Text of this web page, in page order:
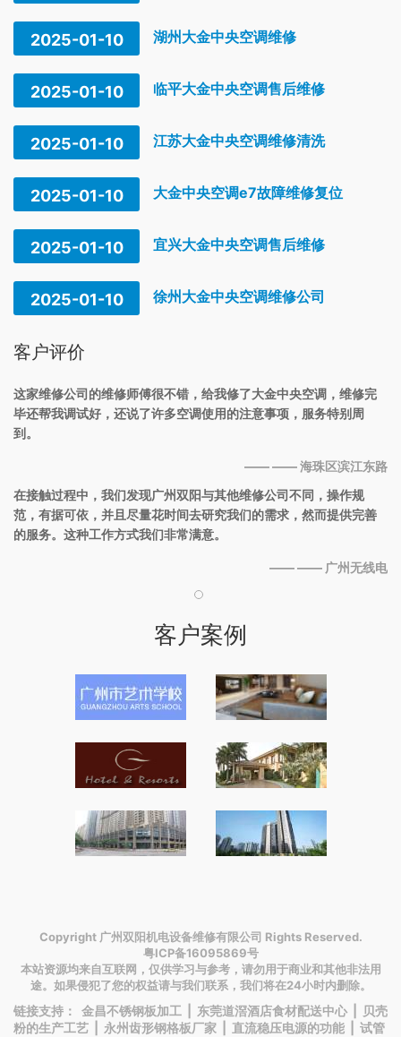
2025-01-10 湖州大金中央空调维修
2025-01-10 临平大金中央空调售后维修
2025-01-10 江苏大金中央空调维修清洗
2025-01-10 大金中央空调e7故障维修复位
2025-01-10 宜兴大金中央空调售后维修
2025-01-10 徐州大金中央空调维修公司
客户评价
这家维修公司的维修师傅很不错，给我修了大金中央空调，维修完
毕还帮我调试好，还说了许多空调使用的注意事项，服务特别周
到。
—— —— 海珠区滨江东路
在接触过程中，我们发现广州双阳与其他维修公司不同，操作规
范，有据可依，并且尽量花时间去研究我们的需求，然而提供完善
的服务。这种工作方式我们非常满意。
—— —— 广州无线电
客户案例
Copyright 广州双阳机电设备维修有限公司 Rights Reserved.
粤ICP备16095869号
本站资源均来自互联网，仅供学习与参考，请勿用于商业和其他非法用
途。如果侵犯了您的权益请与我们联系，我们将在24小时内删除。
链接支持： 金昌不锈钢板加工 东莞道滘酒店食材配送中心
贝壳
粉的生产工艺
永州齿形钢格板厂家 直流稳压电源的功能 试管